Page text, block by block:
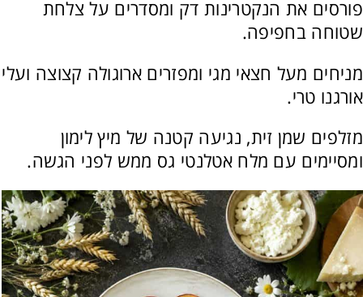
פורסים את הנקטרינות דק ומסדרים על צלחת
שטוחה בחפיפה.
מניחים מעל חצאי מגי ומפזרים ארוגולה קצוצה ועלי
אורגנו טרי.
מזלפים שמן זית, נגיעה קטנה של מיץ לימון
ומסיימים עם מלח אטלנטי גס ממש לפני הגשה.